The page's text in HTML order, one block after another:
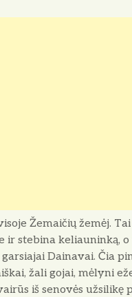
Žemaičių žemėj.
stebina keliauninką,
Dainavai. Čia
žali gojai, mėlyni
iš senovės